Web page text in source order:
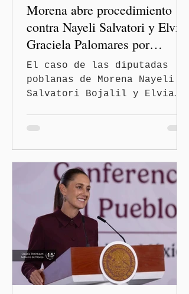
Morena abre procedimiento
contra Nayeli Salvatori y Elvia
Graciela Palomares por
discriminación y burlas
El caso de las diputadas
poblanas de Morena Nayeli
Salvatori Bojalil y Elvia
partido. La Comisión
Nacional de Honestidad y
Justicia (CNHJ) de Morena
inició formalmente un
procedimiento sancionador
de oficio contra ambas
legisladoras por las
expresiones realizadas en
el podcast DesCasadas,
luego de que sus